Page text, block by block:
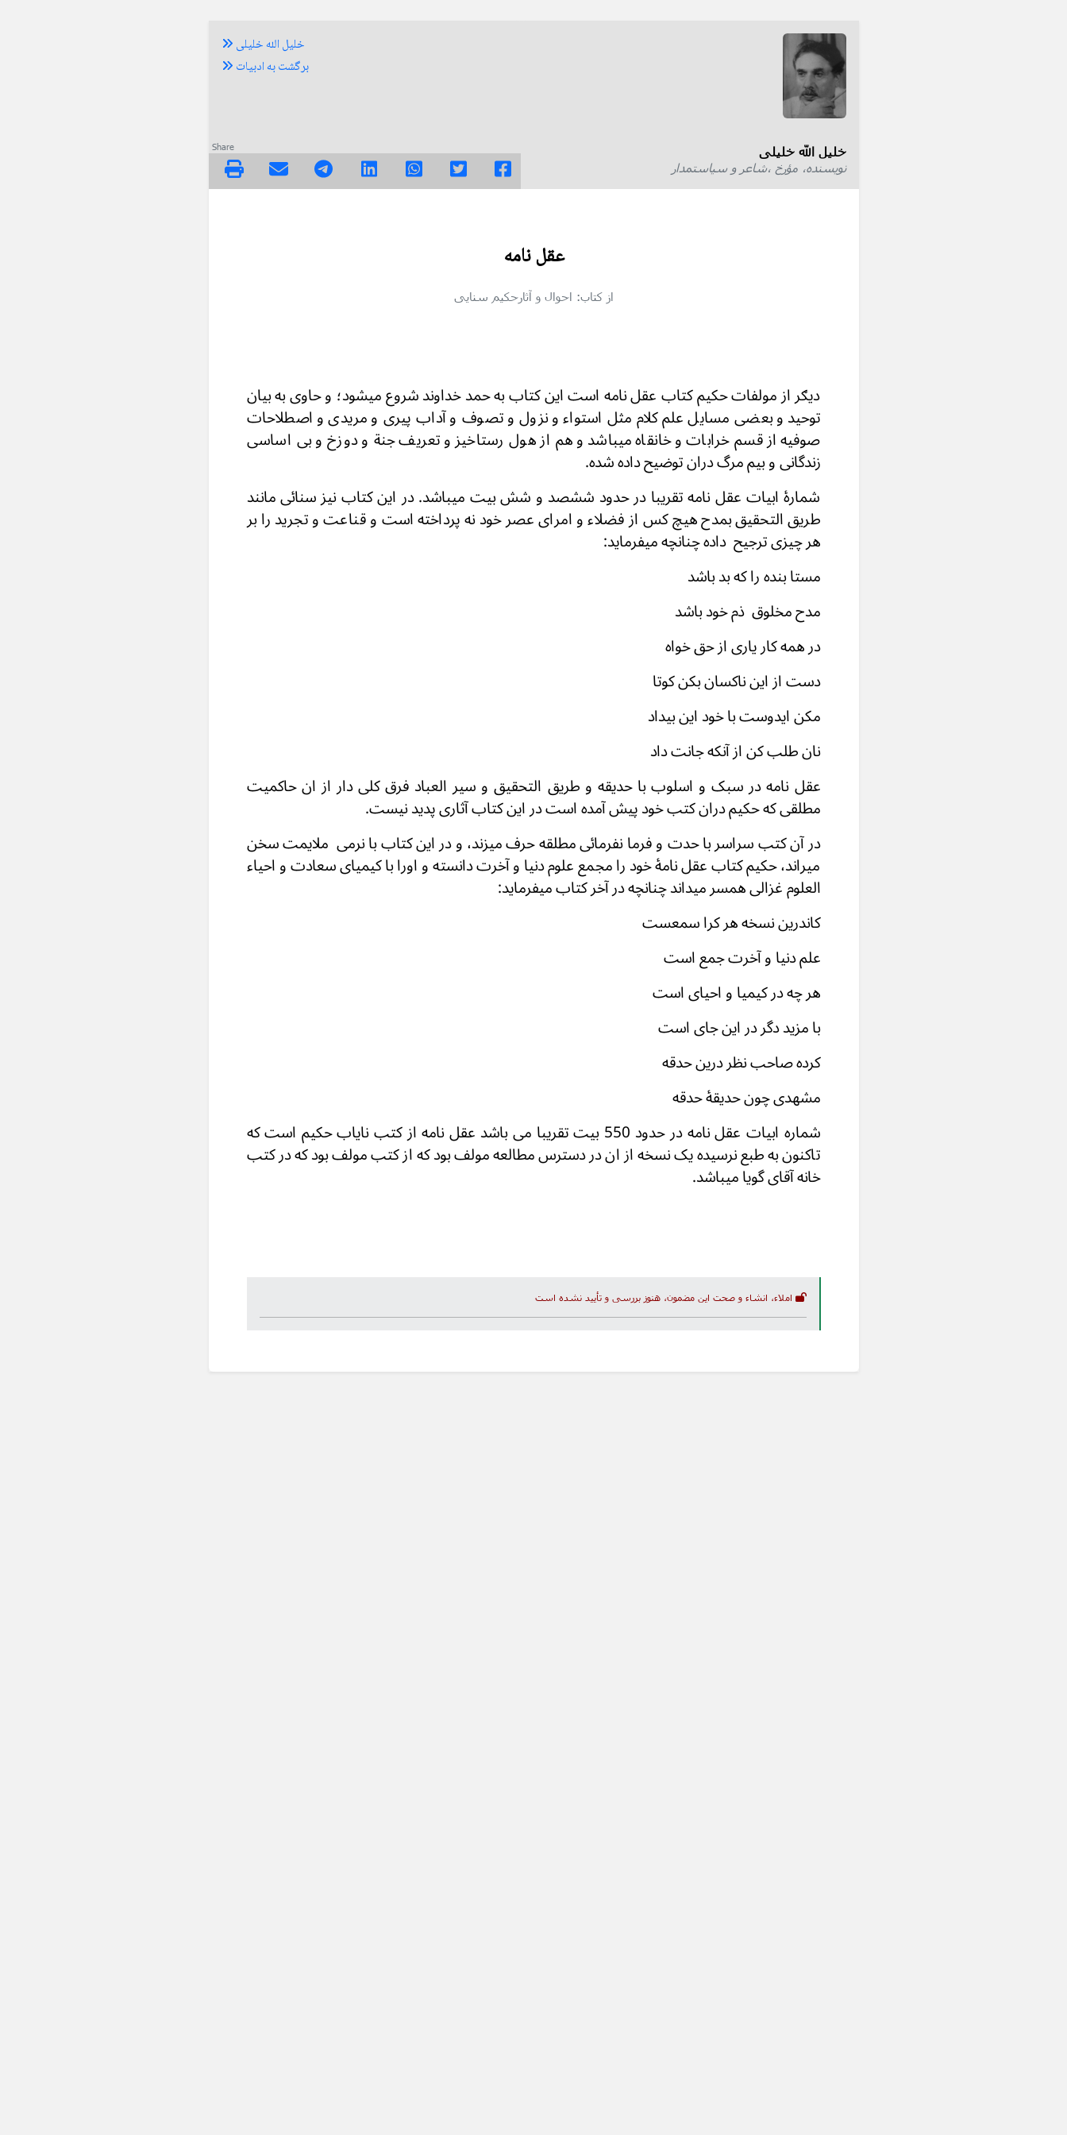
خلیل الله خلیلی
نویسنده، مؤرخ ،شاعر و سیاستمدار
خلیل الله خلیلی
برگشت به ادبیات
Share
عقل نامه
از کتاب: احوال و آثارحکیم سنایی
دیګر از مولفات حکیم کتاب عقل نامه است این کتاب به حمد خداوند شروع میشود؛ و حاوی به بیان
توحید و بعضی مسایل علم کلام مثل استواء و نزول و تصوف و آداب پیری و مریدی و اصطلاحات
صوفیه از قسم خرابات و خانقاه میباشد و هم از هول رستاخیز و تعریف جنة و دوزخ و بی اساسی
زندگانی و بیم مرگ دران توضیح داده شده.
شمارۀ ابیات عقل نامه تقریبا در حدود ششصد و شش بیت میباشد. در این کتاب نیز سنائی مانند
طریق التحقیق بمدح هیچ کس از فضلاء و امرای عصر خود نه پرداخته است و قناعت و تجرید را بر
هر چیزی ترجیح داده چنانچه میفرماید:
مستا بنده را که بد باشد
مدح مخلوق ذم خود باشد
در همه کار یاری از حق خواه
دست از این ناکسان بکن کوتا
مکن ایدوست با خود این بیداد
نان طلب کن از آنکه جانت داد
عقل نامه در سبک و اسلوب با حدیقه و طریق التحقیق و سیر العباد فرق کلی دار از ان حاکمیت
مطلقی که حکیم دران کتب خود پیش آمده است در این کتاب آثاری پدید نیست.
در آن کتب سراسر با حدت و فرما نفرمائی مطلقه حرف میزند، و در این کتاب با نرمی ملایمت سخن
میراند، حکیم کتاب عقل نامۀ خود را مجمع علوم دنیا و آخرت دانسته و اورا با کیمیای سعادت و احیاء
العلوم غزالی همسر میداند چنانچه در آخر کتاب میفرماید:
کاندرین نسخه هر کرا سمعست
علم دنیا و آخرت جمع است
هر چه در کیمیا و احیای است
با مزید دگر در این جای است
کرده صاحب نظر درین حدقه
مشهدی چون حدیقۀ حدقه
شماره ابیات عقل نامه در حدود 550 بیت تقریبا می باشد عقل نامه از کتب نایاب حکیم است که
تاکنون به طبع نرسیده یک نسخه از ان در دسترس مطالعه مولف بود که از کتب مولف بود که در کتب
خانه آقای گویا میباشد.
املاء، انشاء و صحت این مضمون، هنوز بررسی و تأیید نشده است